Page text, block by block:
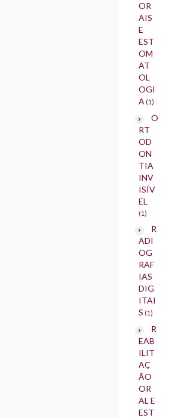
OR
AIS
E
EST
OM
AT
OL
OGI
A (1)
O
RT
OD
ON
TIA
INV
ISÍV
EL
(1)
R
ADI
OG
RAF
IAS
DIG
ITAI
S (1)
R
EAB
ILIT
AÇ
ÃO
OR
AL E
EST